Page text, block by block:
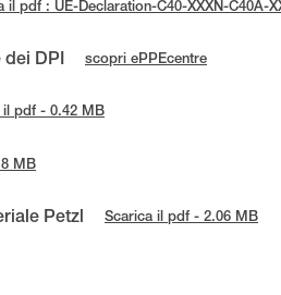
il pdf : UE-Declaration-C40-XXXN-C40A-
dei DPI scopri ePPEcentre
il pdf - 0.42 MB
MB
Petzl Scarica il pdf - 2.06 MB